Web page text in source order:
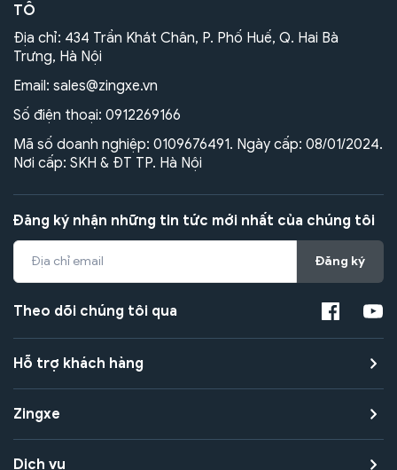
TÔ
Địa chỉ: 434 Trần Khát Chân, P. Phố Huế, Q. Hai Bà
Trưng, Hà Nội
Email: sales@zingxe.vn
Số điện thoại: 0912269166
Mã số doanh nghiệp: 0109676491. Ngày cấp: 08/01/2024.
Nơi cấp: SKH & ĐT TP. Hà Nội
Đăng ký nhận những tin tức mới nhất của chúng tôi
Đăng ký
Theo dõi chúng tôi qua
Hỗ trợ khách hàng
Zingxe
Dịch vụ